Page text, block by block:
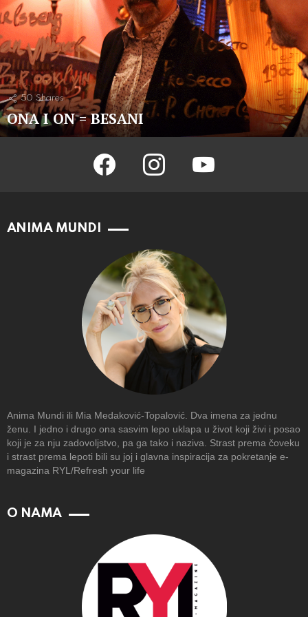
50 Shares
ONA I ON = BESANI
facebook instagram youtube
ANIMA MUNDI
Anima Mundi ili Mia Medaković-Topalović. Dva imena za jednu
ženu. I jedno i drugo ona sasvim lepo uklapa u život koji živi i posao
koji je za nju zadovoljstvo, pa ga tako i naziva. Strast prema čoveku
i strast prema lepoti bili su joj i glavna inspiracija za pokretanje e-
magazina RYL/Refresh your life
O NAMA